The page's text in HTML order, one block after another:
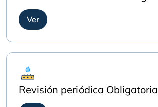
Ver
Revisión periódica Obligatoria